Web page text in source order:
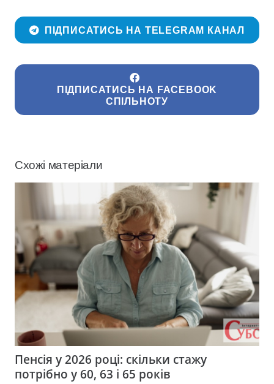
ПІДПИСАТИСЬ НА TELEGRAM КАНАЛ
ПІДПИСАТИСЬ НА FACEBOOK
СПІЛЬНОТУ
Схожі матеріали
Пенсія у 2026 році: скільки стажу
потрібно у 60, 63 і 65 років